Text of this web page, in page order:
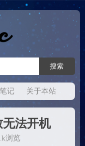
笔记 关于本站
无法开机
浏览